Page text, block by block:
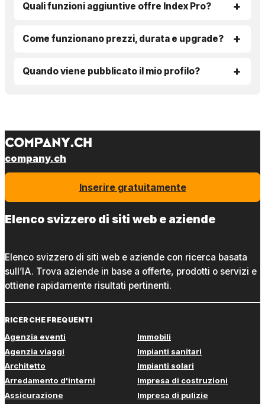
Quali funzioni aggiuntive offre Index Pro?
Come funzionano prezzi, durata e upgrade?
Quando viene pubblicato il mio profilo?
company.ch
Inserire gratuitamente
Elenco svizzero di siti web e aziende
Elenco svizzero di siti web e aziende con ricerca basata
sull’IA. Trova aziende in base a offerte, prodotti o servizi e
ottiene rapidamente risultati pertinenti.
RICERCHE FREQUENTI
Agenzia eventi
Agenzia viaggi
Architetto
Arredamento d'interni
Assicurazione
Immobili
Impianti sanitari
Impianti solari
Impresa di costruzioni
Impresa di pulizie